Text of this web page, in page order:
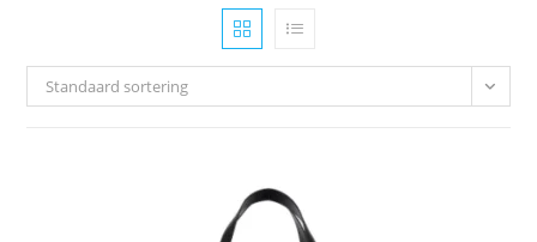
Standaard sortering